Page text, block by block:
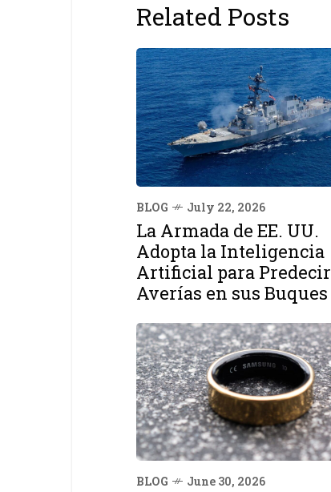
Related Posts
BLOG July 22, 2026
La Armada de EE. UU.
Adopta la Inteligencia
Artificial para Predecir
Averías en sus Buques
BLOG June 30, 2026